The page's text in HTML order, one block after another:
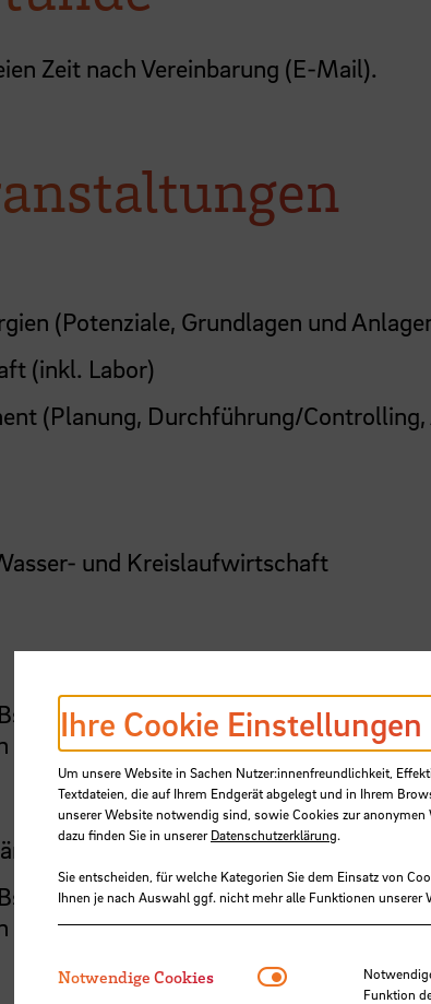
Zeit nach Vereinbarung (E-Mail).
(Potenziale, Grundlagen und
(inkl. Labor)
(Planung, Durchführung/Controlling,
und Kreislaufwirtschaft
Projekte zu aktuellen Themen der
oder Teil von Forschungsprojekten an
Projekte zu aktuellen Themen der
oder Teil von Forschungsprojekten an
Ihre Cookie Einstellungen
Um unsere Website in Sachen Nutzer:innenfreundlichkeit,
Textdateien, die auf Ihrem Endgerät abgelegt und in Ihrem
unserer Website notwendig sind, sowie Cookies zur
dazu finden Sie in unsererDatenschutzerklärung.
Sie entscheiden, für welche Kategorien Sie dem Einsatz von
Ihnen je nach Auswahl ggf. nicht mehr alle Funktionen unserer
Notwendige Cookies Notwendige
Funktion